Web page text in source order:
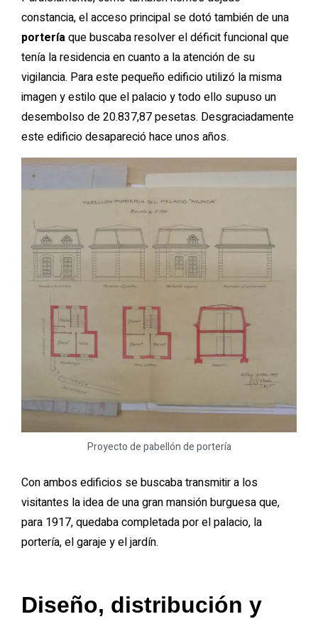
constancia, el acceso principal se dotó también de una
porteríaque buscaba resolver el déficit funcional que
tenía la residencia en cuanto a la atención de su
vigilancia. Para este pequeño edificio utilizó la misma
imagen y estilo que el palacio y todo ello supuso un
desembolso de 20.837,87 pesetas. Desgraciadamente
este edificio desapareció hace unos años.
Proyecto de pabellón de portería
Con ambos edificios se buscaba transmitir a los
visitantes la idea de una gran mansión burguesa que,
para 1917, quedaba completada por el palacio, la
portería, el garaje y el jardín.
Diseño, distribución y